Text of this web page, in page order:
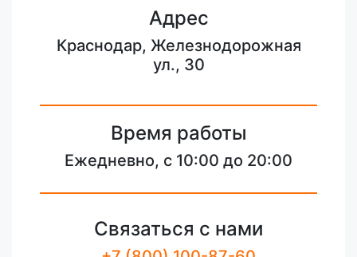
Адрес
Краснодар, Железнодорожная
ул., 30
Время работы
Ежедневно, с 10:00 до 20:00
Связаться с нами